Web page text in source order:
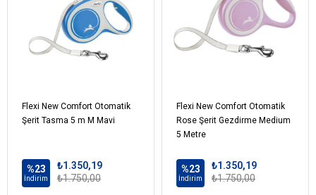
Flexi New Comfort Otomatik
Şerit Tasma 5 m M Mavi
%23
İndirim
₺1.350,19
₺1.750,00
Flexi New Comfort Otomatik
Rose Şerit Gezdirme Medium
5 Metre
%23
İndirim
₺1.350,19
₺1.750,00